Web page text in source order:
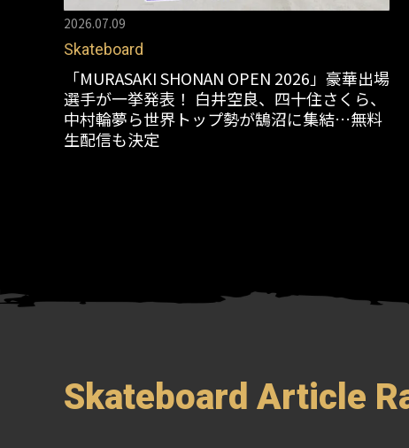
2026.07.09
Skateboard
「MURASAKI SHONAN OPEN 2026」豪華出場
選手が一挙発表！ 白井空良、四十住さくら、
中村輪夢ら世界トップ勢が鵠沼に集結…無料
生配信も決定
Skateboard Article